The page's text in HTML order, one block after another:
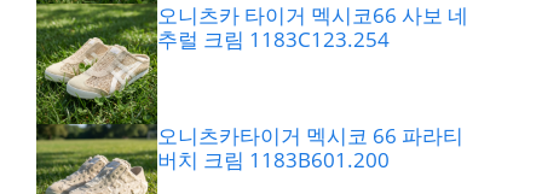
오니츠카 타이거 멕시코66 사보 네
추럴 크림 1183C123.254
오니츠카타이거 멕시코 66 파라티
버치 크림 1183B601.200